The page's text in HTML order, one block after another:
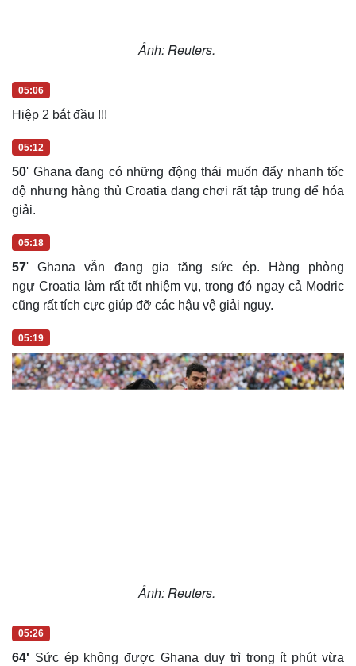
Du lịch
Tư vấn
Câu chuyện thời sự
05:06
Hiệp 2 bắt đầu !!!
05:12
50 ' Ghana đang có những động thái muốn đẩy nhanh tốc
độ nhưng hàng thủ Croatia đang chơi rất tập trung để hóa
giải.
05:18
57' Ghana vẫn đang gia tăng sức ép. Hàng phòng
ngự Croatia làm rất tốt nhiệm vụ, trong đó ngay cả Modric
cũng rất tích cực giúp đỡ các hậu vệ giải nguy.
05:19
05:26